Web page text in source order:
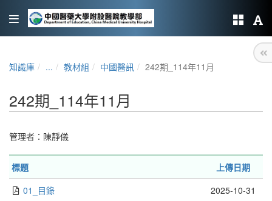
知識庫 ... 教材組 中國醫訊 242期_114年11月
242期_114年11月
管理者： 陳靜儀
標題
上傳日期
01_目錄
2025-10-31